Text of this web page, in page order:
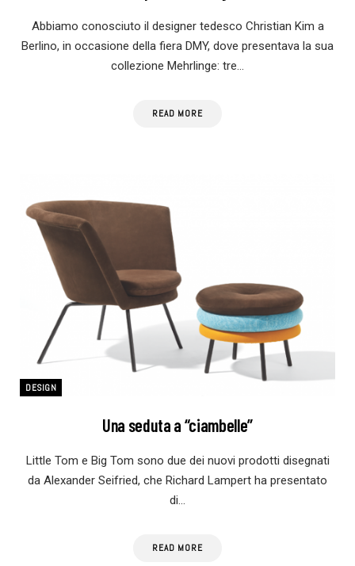
Abbiamo conosciuto il designer tedesco Christian Kim a
Berlino, in occasione della fiera DMY, dove presentava la sua
collezione Mehrlinge: tre…
READ MORE
DESIGN
Una seduta a “ciambelle”
Little Tom e Big Tom sono due dei nuovi prodotti disegnati
da Alexander Seifried, che Richard Lampert ha presentato
di…
READ MORE